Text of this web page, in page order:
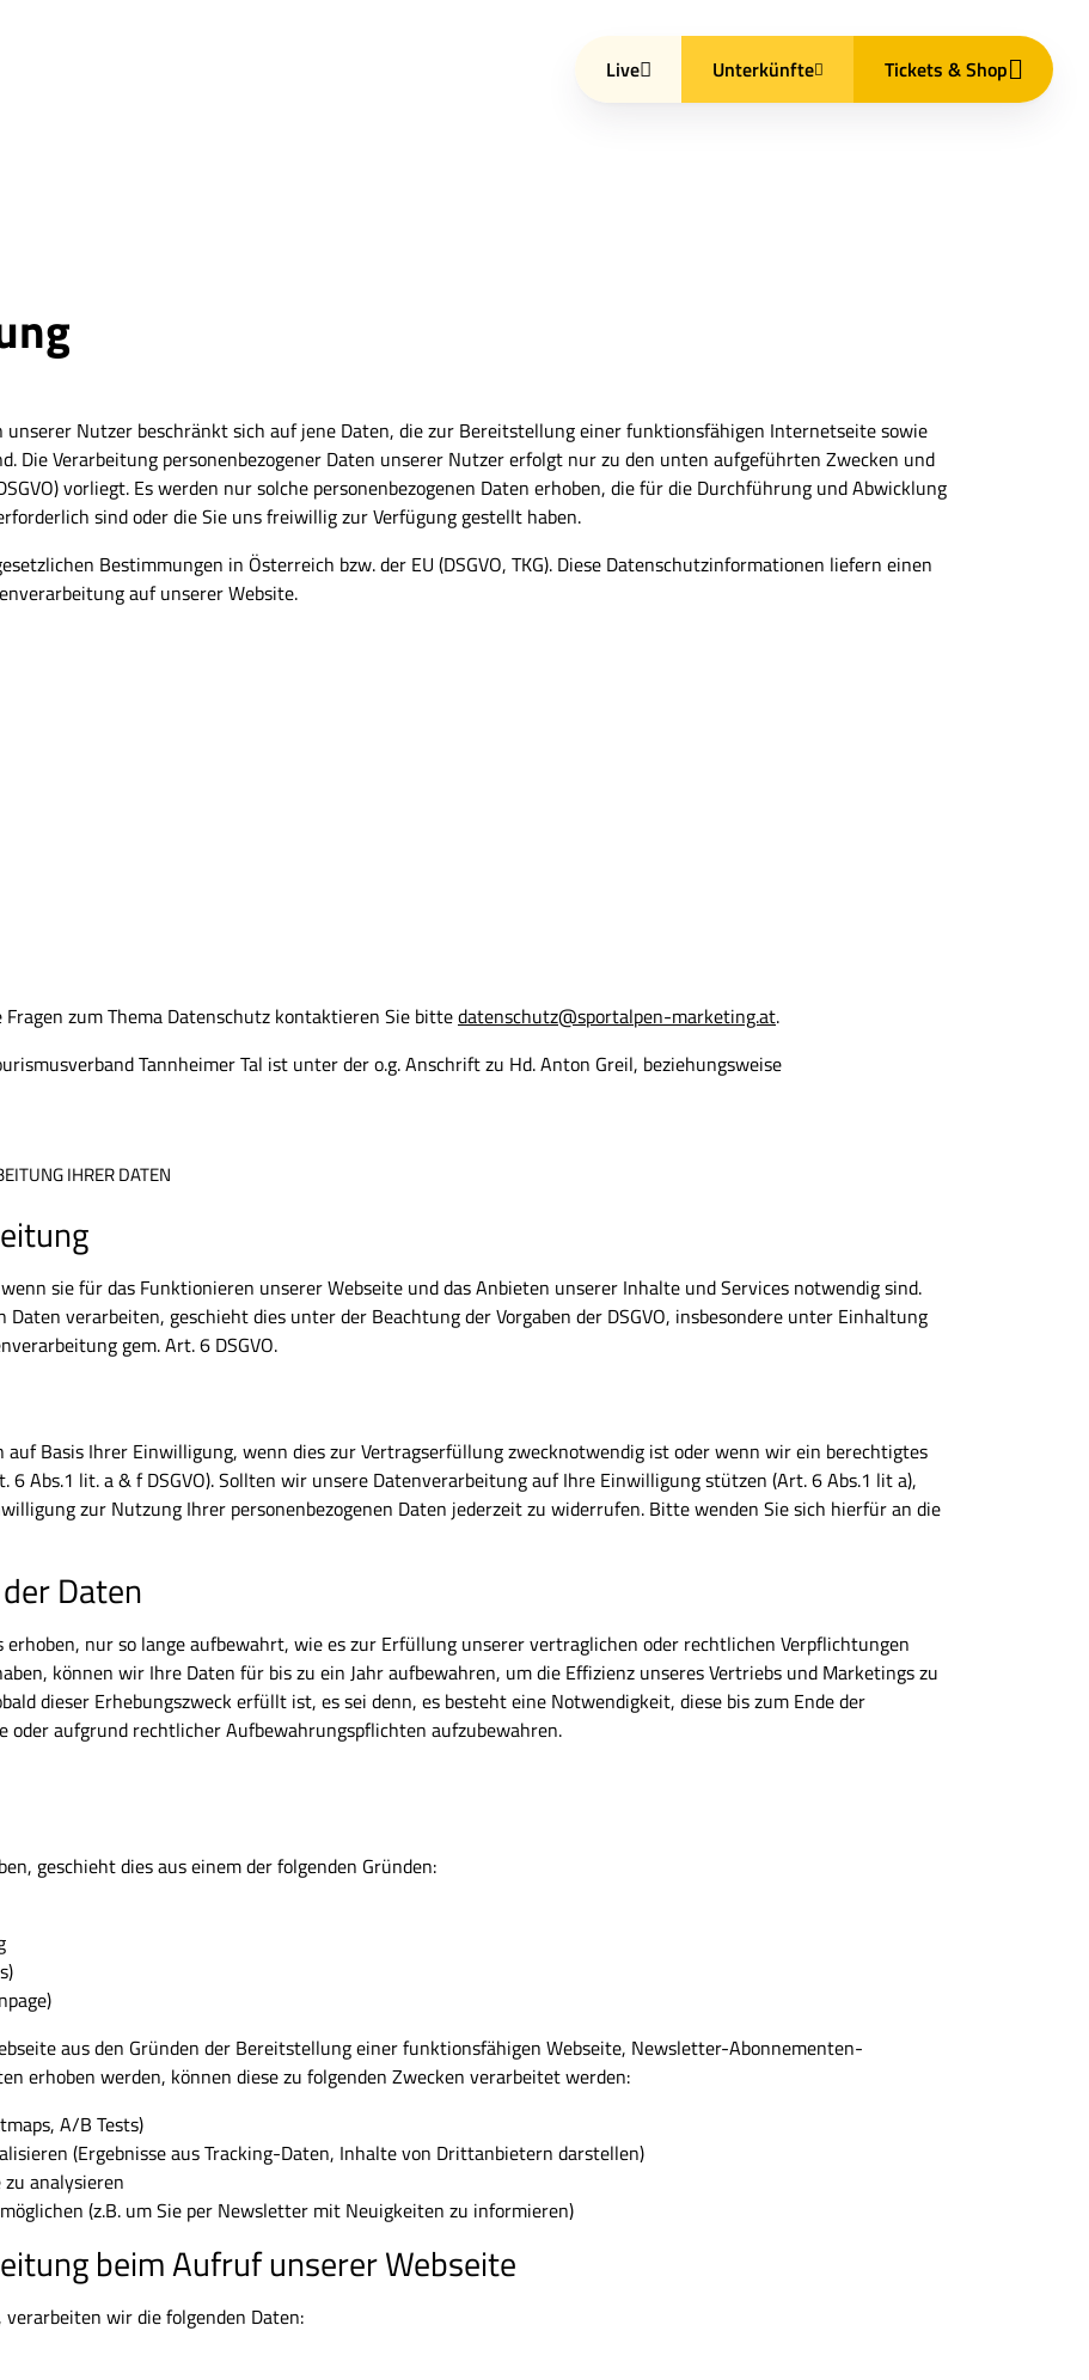
unserer Nutzer beschränkt sich auf jene Daten, die zur Bereitstellung einer funktionsfähigen Internetseite sowie
Die Verarbeitung personenbezogener Daten unserer Nutzer erfolgt nur zu den unten aufgeführten Zwecken und
vorliegt. Es werden nur solche personenbezogenen Daten erhoben, die für die Durchführung und Abwicklung
sind oder die Sie uns freiwillig zur Verfügung gestellt haben.
Bestimmungen in Österreich bzw. der EU (DSGVO, TKG). Diese Datenschutzinformationen liefern einen
auf unserer Website.
zum Thema Datenschutz kontaktieren Sie bittedatenschutz@sportalpen-marketing.at.
Tannheimer Tal ist unter der o.g. Anschrift zu Hd. Anton Greil, beziehungsweise
IHRER DATEN
sie für das Funktionieren unserer Webseite und das Anbieten unserer Inhalte und Services notwendig sind.
verarbeiten, geschieht dies unter der Beachtung der Vorgaben der DSGVO, insbesondere unter Einhaltung
gem. Art. 6 DSGVO.
auf Basis Ihrer Einwilligung, wenn dies zur Vertragserfüllung zwecknotwendig ist oder wenn wir ein berechtigtes
Abs.1 lit. a & f DSGVO). Sollten wir unsere Datenverarbeitung auf Ihre Einwilligung stützen (Art. 6 Abs.1 lit a),
zur Nutzung Ihrer personenbezogenen Daten jederzeit zu widerrufen. Bitte wenden Sie sich hierfür an die
Daten
erhoben, nur so lange aufbewahrt, wie es zur Erfüllung unserer vertraglichen oder rechtlichen Verpflichtungen
können wir Ihre Daten für bis zu ein Jahr aufbewahren, um die Effizienz unseres Vertriebs und Marketings zu
dieser Erhebungszweck erfüllt ist, es sei denn, es besteht eine Notwendigkeit, diese bis zum Ende der
oder aufgrund rechtlicher Aufbewahrungspflichten aufzubewahren.
geschieht dies aus einem der folgenden Gründen:
aus den Gründen der Bereitstellung einer funktionsfähigen Webseite, Newsletter-Abonnementen-
erhoben werden, können diese zu folgenden Zwecken verarbeitet werden:
A/B Tests)
(Ergebnisse aus Tracking-Daten, Inhalte von Drittanbietern darstellen)
analysieren
(z.B. um Sie per Newsletter mit Neuigkeiten zu informieren)
beim Aufruf unserer Webseite
wir die folgenden Daten:
Live Unterkünfte Tickets & Shop